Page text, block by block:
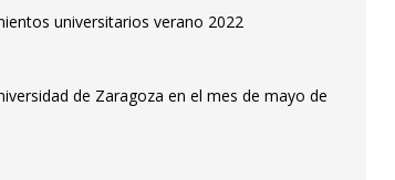
universitarios verano 2022
de Zaragoza en el mes de mayo de